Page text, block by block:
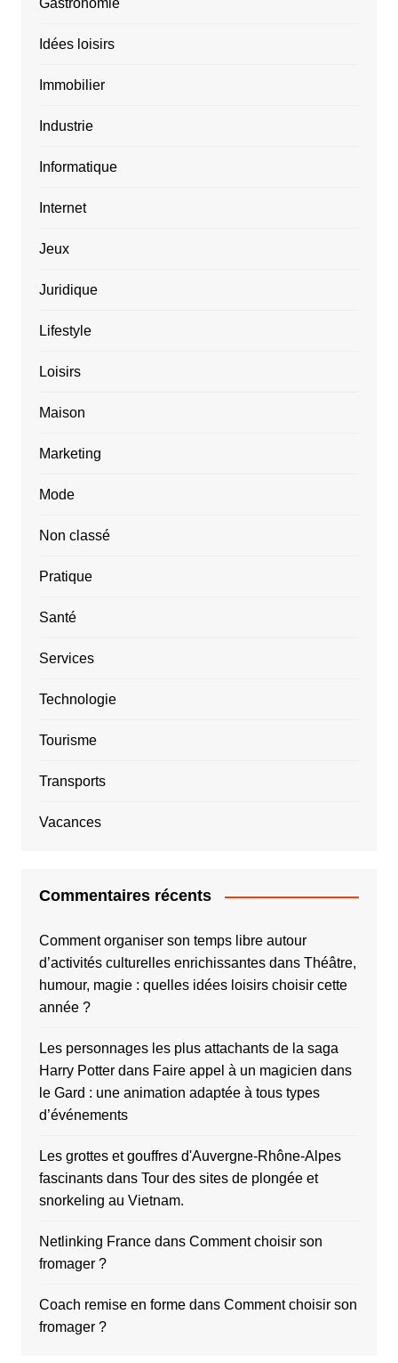
Gastronomie
Idées loisirs
Immobilier
Industrie
Informatique
Internet
Jeux
Juridique
Lifestyle
Loisirs
Maison
Marketing
Mode
Non classé
Pratique
Santé
Services
Technologie
Tourisme
Transports
Vacances
Commentaires récents
Comment organiser son temps libre autour
d’activités culturelles enrichissantesdans Théâtre,
humour, magie : quelles idées loisirs choisir cette
année ?
Les personnages les plus attachants de la saga
Harry Potterdans Faire appel à un magicien dans
le Gard : une animation adaptée à tous types
d’événements
Les grottes et gouffres d'Auvergne-Rhône-Alpes
fascinantsdans Tour des sites de plongée et
snorkeling au Vietnam.
Netlinking Francedans Comment choisir son
fromager ?
Coach remise en formedans Comment choisir son
fromager ?